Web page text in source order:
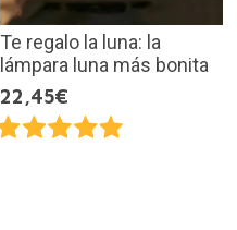
Te regalo la luna: la
lámpara luna más bonita
22,45€